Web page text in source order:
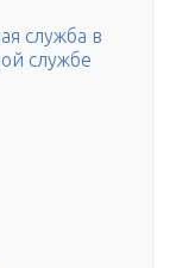
служба в
службе